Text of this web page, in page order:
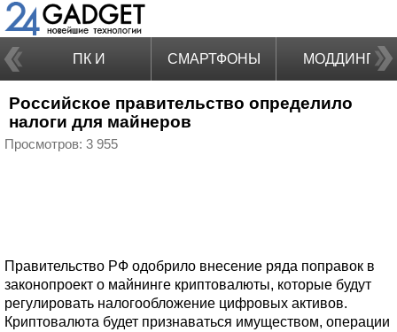
ПК И
НОУТБУКИ
СМАРТФОНЫ МОДДИНГ
Российское правительство определило
налоги для майнеров
Просмотров: 3 955
Правительство РФ одобрило внесение ряда поправок в
законопроект о майнинге криптовалюты, которые будут
регулировать налогообложение цифровых активов.
Криптовалюта будет признаваться имуществом, операции